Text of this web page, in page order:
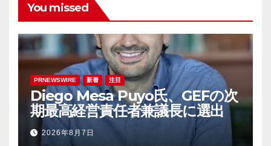
You missed
PRNEWSWIRE 新着 注目
Diego Mesa Puyo氏、GEFの次
期最高経営責任者兼議長に選出
2026年8月7日